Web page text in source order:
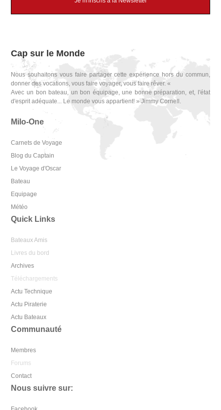
Cap sur le Monde
Nous souhaitons vous faire partager cette expérience hors du commun,
donner des vocations, vous faire voyager, vous faire rêver. «
Avec un bon bateau, un bon équipage, une bonne préparation, et, l'état
d'esprit adéquate... Le monde vous appartient! » Jimmy Cornell.
Milo-One
Carnets de Voyage
Blog du Captain
Le Voyage d'Oscar
Bateau
Equipage
Météo
Quick Links
Bateaux Amis
Livres du bord
Archives
Téléchargements
Actu Technique
Actu Piraterie
Actu Bateaux
Communauté
Membres
Forums
Contact
Nous suivre sur: